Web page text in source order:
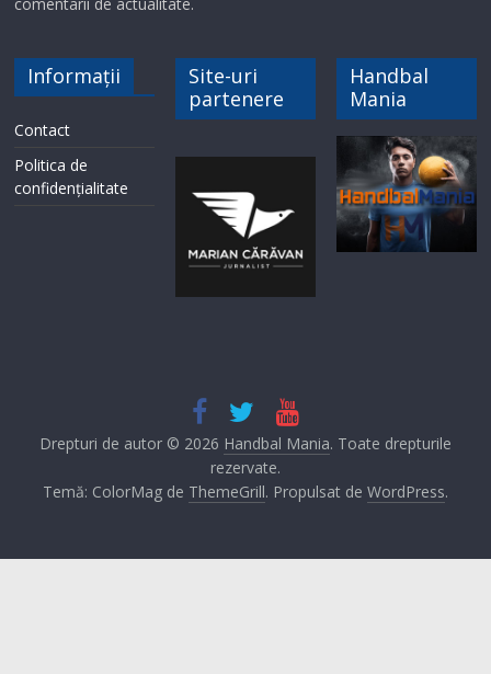
Informații
Contact
Politica de
confidențialitate
Site-uri
partenere
Handbal
Mania
Drepturi de autor © 2026 Handbal Mania. Toate drepturile
rezervate.
Temă: ColorMag de ThemeGrill. Propulsat de WordPress.